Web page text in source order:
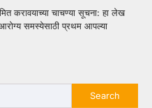
करावयाच्या चाचण्या सूचना: हा लेख
समस्येसाठी प्रथम आपल्या
Search